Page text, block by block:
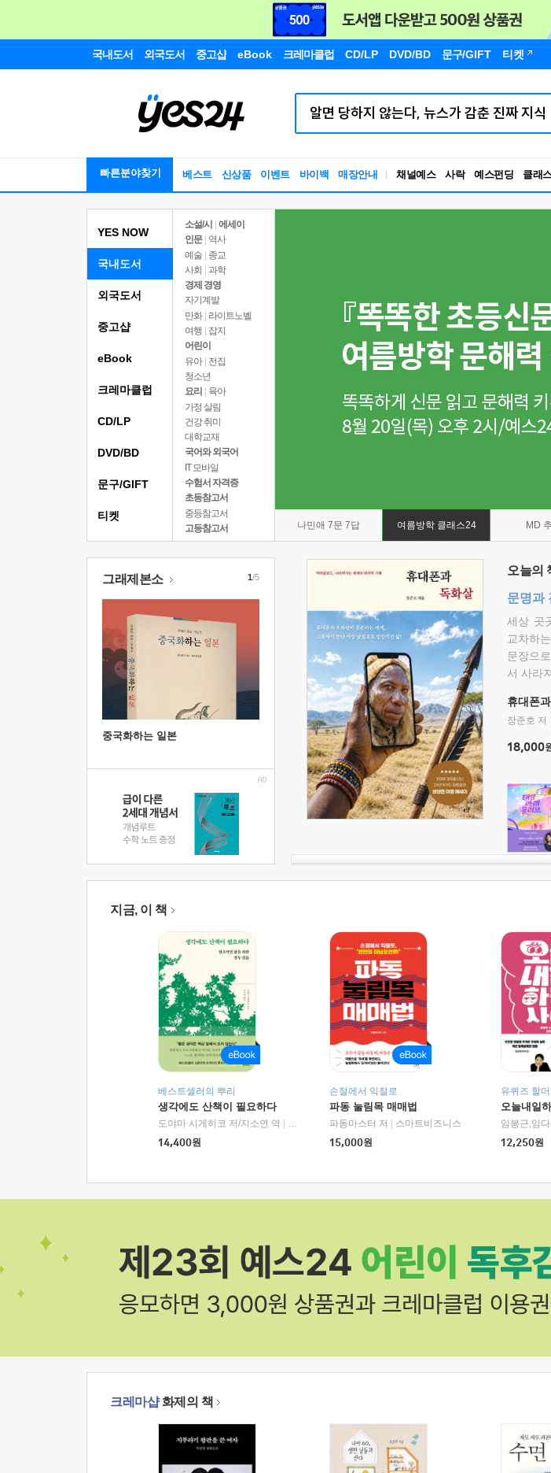
국내도서 외국도서 중고샵 eBook 크레마클럽 CD/LP DVD/BD 문구/GIFT 티켓
빠른분야찾기 베스트 신상품 이벤트 바이백 매장안내 채널예스 사락 예스펀딩 클래
YES NOW
국내도서
소설/시
에세이
인문
역사
예술 | 종교
사회 | 과학
경제 경영
자기계발
만화 | 라이트노벨
여행
잡지
어린이
유아 | 전집
청소년
요리
육아
가정 살림
건강 취미
대학교재
국어와 외국어
IT 모바일
수험서 자격증
초등참고서
중등참고서
고등참고서
나민애 7문 7답 여름방학 클래스24 MD
외국도서
중고샵
eBook
크레마클럽
CD/LP
DVD/BD
문구/GIFT
티켓
그래제본소
중국화하는 일본
1/5 오늘의
문명과
세상 곳
교차하
문장으
서 사라
휴대폰
장준호 저
18,000
지금, 이 책
베스트셀러의 뿌리
생각에도 산책이 필요하다
도야마 시게히코 저/지소연 역
알에이치코리아(RHK)
14,400원
손절에서 익절로
파동 눌림목 매매법
파동마스터 저
스마트비즈니스
15,000원
유퀴즈 할머
오늘내일
임봉근,임다
12,250원
크레마샵화제의 책